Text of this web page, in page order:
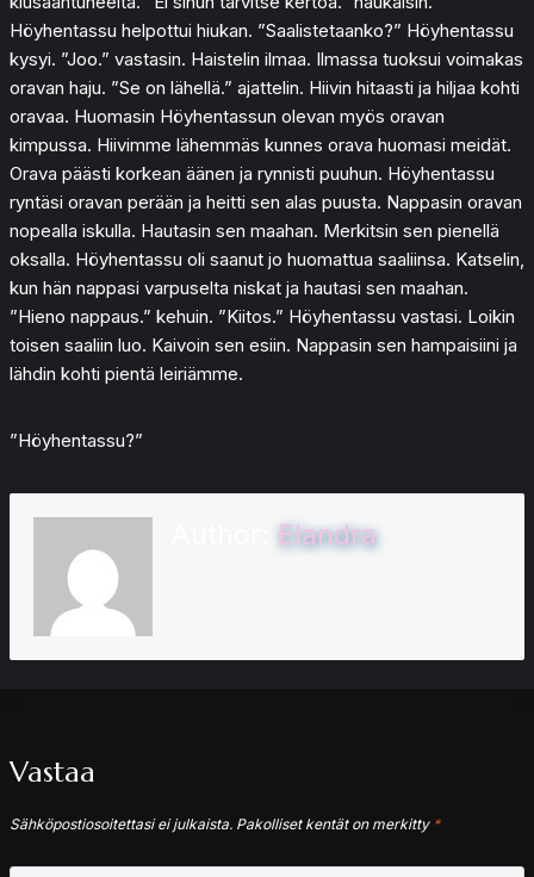
Höyhentassu helpottui hiukan. ”Saalistetaanko?” Höyhentassu
kysyi. ”Joo.” vastasin. Haistelin ilmaa. Ilmassa tuoksui voimakas
oravan haju. ”Se on lähellä.” ajattelin. Hiivin hitaasti ja hiljaa kohti
oravaa. Huomasin Höyhentassun olevan myös oravan
kimpussa. Hiivimme lähemmäs kunnes orava huomasi meidät.
Orava päästi korkean äänen ja rynnisti puuhun. Höyhentassu
ryntäsi oravan perään ja heitti sen alas puusta. Nappasin oravan
nopealla iskulla. Hautasin sen maahan. Merkitsin sen pienellä
oksalla. Höyhentassu oli saanut jo huomattua saaliinsa. Katselin,
kun hän nappasi varpuselta niskat ja hautasi sen maahan.
”Hieno nappaus.” kehuin. ”Kiitos.” Höyhentassu vastasi. Loikin
toisen saaliin luo. Kaivoin sen esiin. Nappasin sen hampaisiini ja
lähdin kohti pientä leiriämme.
”Höyhentassu?”
Elandra
Vastaa
Sähköpostiosoitettasi ei julkaista. Pakolliset kentät on merkitty *